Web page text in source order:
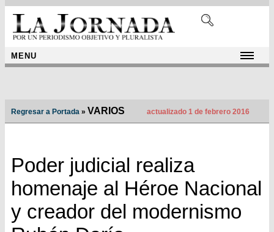
MENU
Regresar a Portada » VARIOS actualizado 1 de febrero 2016
Poder judicial realiza
homenaje al Héroe Nacional
y creador del modernismo